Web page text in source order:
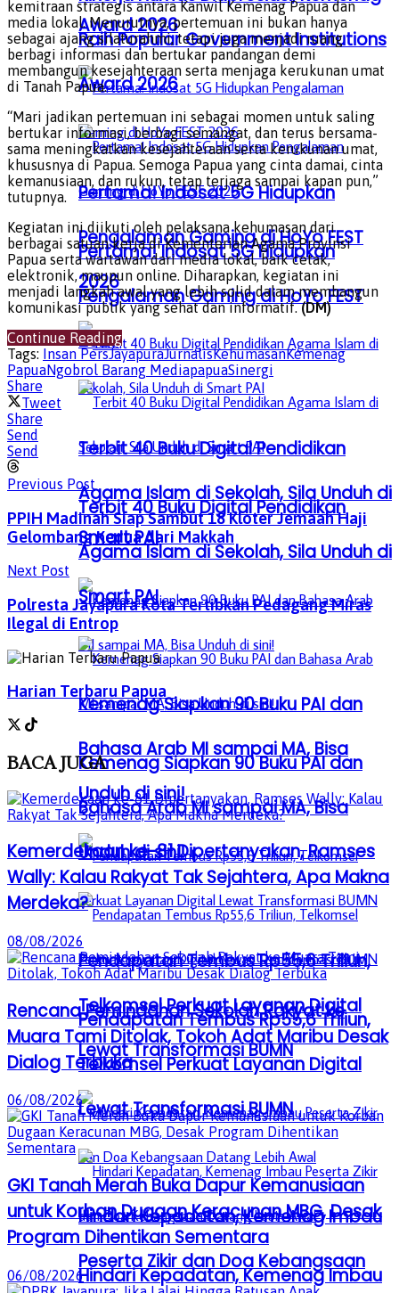
Award 2026
Pertama! Indosat 5G Hidupkan
Pengalaman Gaming di HoYo FEST
2026
Terbit 40 Buku Digital Pendidikan
Agama Islam di Sekolah, Sila Unduh di
Smart PAI
Kemenag Siapkan 90 Buku PAI dan
Bahasa Arab MI sampai MA, Bisa
Unduh di sini!
Pendapatan Tembus Rp55,6 Triliun,
Telkomsel Perkuat Layanan Digital
Lewat Transformasi BUMN
Hindari Kepadatan, Kemenag Imbau
Peserta Zikir dan Doa Kebangsaan
Raih Popular Government Institutions
Award 2026
Pertama! Indosat 5G Hidupkan
Pengalaman Gaming di HoYo FEST
2026
Terbit 40 Buku Digital Pendidikan
Agama Islam di Sekolah, Sila Unduh di
Smart PAI
Kemenag Siapkan 90 Buku PAI dan
Bahasa Arab MI sampai MA, Bisa
Unduh di sini!
Pendapatan Tembus Rp55,6 Triliun,
Telkomsel Perkuat Layanan Digital
Lewat Transformasi BUMN
Hindari Kepadatan, Kemenag Imbau
kemitraan strategis antara Kanwil Kemenag Papua dan
media lokal. Menurutnya, pertemuan ini bukan hanya
sebagai ajang silaturahmi, tetapi juga menjadi ruang
berbagi informasi dan bertukar pandangan demi
membangun kesejahteraan serta menjaga kerukunan umat
di Tanah Papua.
“Mari jadikan pertemuan ini sebagai momen untuk saling
bertukar informasi, berbagi semangat, dan terus bersama-
sama meningkatkan kesejahteraan serta kerukunan umat,
khususnya di Papua. Semoga Papua yang cinta damai, cinta
kemanusiaan, dan rukun, tetap terjaga sampai kapan pun,”
tutupnya.
Kegiatan ini diikuti oleh pelaksana kehumasan dari
berbagai satuan kerja di Kementerian Agama Provinsi
Papua serta wartawan dari media lokal, baik cetak,
elektronik, maupun online. Diharapkan, kegiatan ini
menjadi langkah awal yang lebih solid dalam membangun
komunikasi publik yang sehat dan informatif.(DM)
Continue Reading
Tags: Insan PersJayapuraJurnalisKehumasanKemenag
PapuaNgobrol Barang MediapapuaSinergi
Share
Tweet
Share
Send
Send
Previous Post
PPIH Madinah Siap Sambut 18 Kloter Jemaah Haji
Gelombang Kedua dari Makkah
Next Post
Polresta Jayapura Kota Tertibkan Pedagang Miras
Ilegal di Entrop
Harian Terbaru Papua
BACAJUGA
Kemerdekaan ke-81 Dipertanyakan, Ramses
Wally: Kalau Rakyat Tak Sejahtera, Apa Makna
Merdeka?
08/08/2026
Rencana Pemindahan Sekolah Rakyat ke
Muara Tami Ditolak, Tokoh Adat Maribu Desak
Dialog Terbuka
06/08/2026
GKI Tanah Merah Buka Dapur Kemanusiaan
untuk Korban Dugaan Keracunan MBG, Desak
Program Dihentikan Sementara
06/08/2026